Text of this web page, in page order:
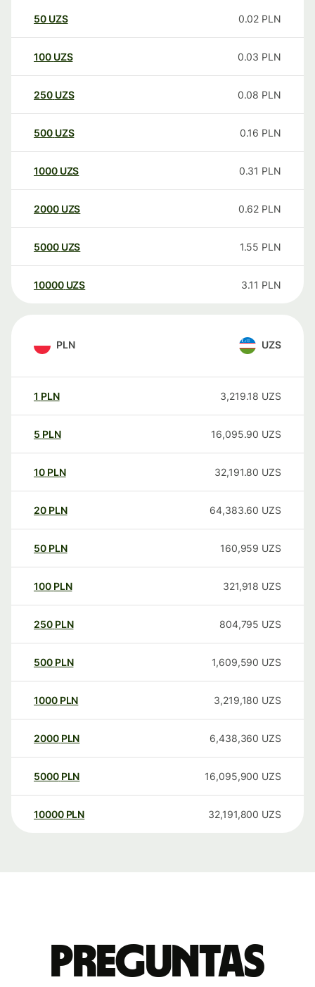
50 UZS 0.02 PLN
100 UZS 0.03 PLN
250 UZS 0.08 PLN
500 UZS 0.16 PLN
1000 UZS 0.31 PLN
2000 UZS 0.62 PLN
5000 UZS 1.55 PLN
10000 UZS 3.11 PLN
PLN UZS
1 PLN 3,219.18 UZS
5 PLN 16,095.90 UZS
10 PLN 32,191.80 UZS
20 PLN 64,383.60 UZS
50 PLN 160,959 UZS
100 PLN 321,918 UZS
250 PLN 804,795 UZS
500 PLN 1,609,590 UZS
1000 PLN 3,219,180 UZS
2000 PLN 6,438,360 UZS
5000 PLN 16,095,900 UZS
10000 PLN 32,191,800 UZS
Preguntas